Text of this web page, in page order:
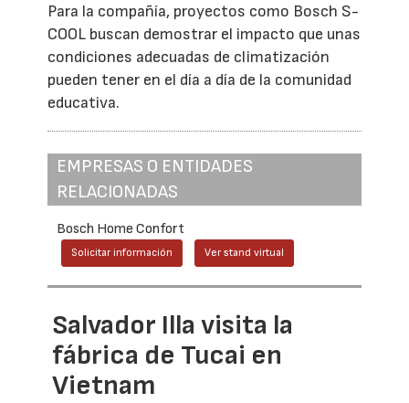
Para la compañía, proyectos como Bosch S-
COOL buscan demostrar el impacto que unas
condiciones adecuadas de climatización
pueden tener en el día a día de la comunidad
educativa.
EMPRESAS O ENTIDADES
RELACIONADAS
Bosch Home Confort
Solicitar información Ver stand virtual
Salvador Illa visita la
fábrica de Tucai en
Vietnam